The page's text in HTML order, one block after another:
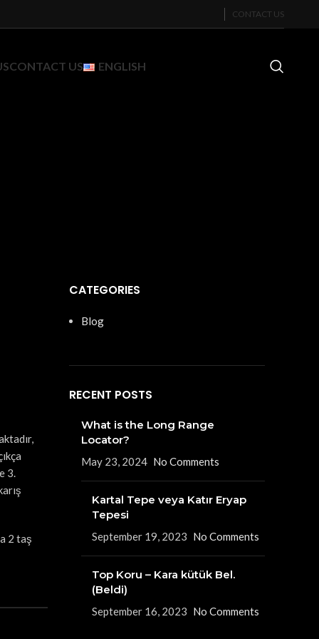
CONTACT US
CONTACT US ENGLISH
3.
2 taş
CATEGORIES
Blog
RECENT POSTS
What is the Long Range
Locator?
May 23, 2024 No Comments
Kartal Tepe veya Katır Eryap
Tepesi
September 19, 2023 No Comments
Top Koru – Kara kütük Bel.
(Beldi)
September 16, 2023 No Comments